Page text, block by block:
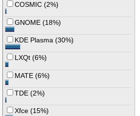
COSMIC (2%)
GNOME (18%)
KDE Plasma (30%)
LXQt (6%)
MATE (6%)
TDE (2%)
Xfce (15%)